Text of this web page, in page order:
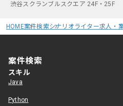
渋谷スクランブルスクエア 24F・25F
HOME案件検索シナリオライター求人・
案件検索
スキル
Java
Python